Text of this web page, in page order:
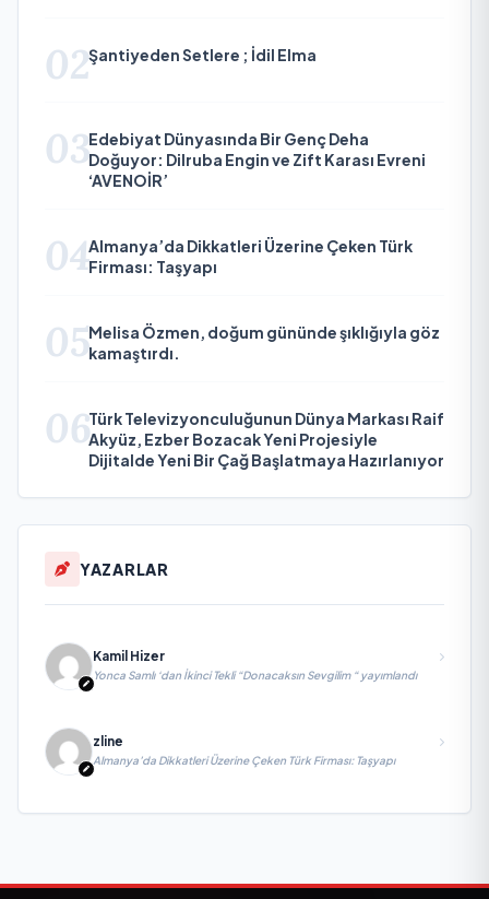
02Şantiyeden Setlere ; İdil Elma
03Edebiyat Dünyasında Bir Genç Deha
Doğuyor: Dilruba Engin ve Zift Karası Evreni
‘AVENOİR’
04Almanya’da Dikkatleri Üzerine Çeken Türk
Firması: Taşyapı
05Melisa Özmen, doğum gününde şıklığıyla göz
kamaştırdı.
06Türk Televizyonculuğunun Dünya Markası Raif
Akyüz, Ezber Bozacak Yeni Projesiyle
Dijitalde Yeni Bir Çağ Başlatmaya Hazırlanıyor
YAZARLAR
Kamil Hizer
Yonca Samlı ‘dan İkinci Tekli “Donacaksın Sevgilim “ yayımlandı
zline
Almanya’da Dikkatleri Üzerine Çeken Türk Firması: Taşyapı